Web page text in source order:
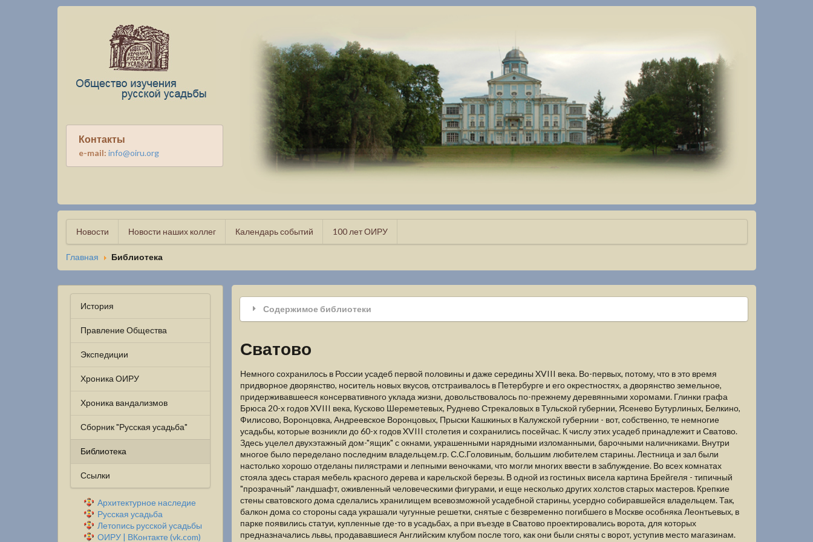
Контакты
e-mail: info@oiru.org
Новости Новости наших коллег Календарь событий 100 лет ОИРУ
Главная Библиотека
История
Правление Общества
Экспедиции
Хроника ОИРУ
Хроника вандализмов
Сборник "Русская усадьба"
Библиотека
Ссылки
Архитектурное наследие
Русская усадьба
Летопись русской усадьбы
ОИРУ | ВКонтакте (vk.com)
Содержимое библиотеки
Сватово
Немного сохранилось в России усадеб первой половины и даже середины XVIII века. Во-первых, потому, что в это время
придворное дворянство, носитель новых вкусов, отстраивалось в Петербурге и его окрестностях, а дворянство земельное,
придерживавшееся консервативного уклада жизни, довольствовалось по-прежнему деревянными хоромами. Глинки графа
Брюса 20-х годов XVIII века, Кусково Шереметевых, Руднево Стрекаловых в Тульской губернии, Ясенево Бутурлиных, Белкино,
Филисово, Воронцовка, Андреевское Воронцовых, Прыски Кашкиных в Калужской губернии - вот, собственно, те немногие
усадьбы, которые возникли до 60-х годов XVIII столетия и сохранились посейчас. К числу этих усадеб принадлежит и Сватово.
Здесь уцелел двухэтажный дом-"ящик" с окнами, украшенными нарядными изломанными, барочными наличниками. Внутри
многое было переделано последним владельцем.гр. С.С.Головиным, большим любителем старины. Лестница и зал были
настолько хорошо отделаны пилястрами и лепными веночками, что могли многих ввести в заблуждение. Во всех комнатах
стояла здесь старая мебель красного дерева и карельской березы. В одной из гостиных висела картина Брейгеля - типичный
"прозрачный" ландшафт, оживленный человеческими фигурами, и еще несколько других холстов старых мастеров. Крепкие
стены сватовского дома сделались хранилищем всевозможной усадебной старины, усердно собиравшейся владельцем. Так,
балкон дома со стороны сада украшали чугунные решетки, снятые с безвременно погибшего в Москве особняка Леонтьевых, в
парке появились статуи, купленные где-то в усадьбах, а при въезде в Сватово проектировались ворота, для которых
предназначались львы, продававшиеся Английским клубом после того, как они были сняты с ворот, уступив место магазинам.